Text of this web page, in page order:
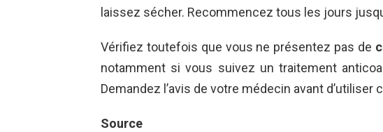
laissez sécher. Recommencez tous les jours
Vérifiez toutefois que vous ne présentez pas de
notamment si vous suivez un traitement
Demandez l’avis de votre médecin avant d’utiliser
Source